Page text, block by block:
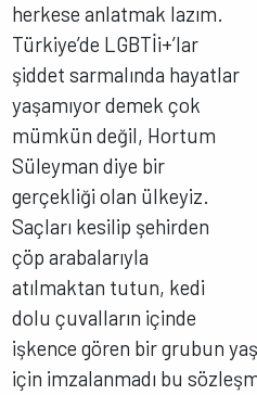
herkese anlatmak lazım.
Türkiye’de LGBTİi+’lar
şiddet sarmalında hayatlar
yaşamıyor demek çok
mümkün değil, Hortum
Süleyman diye bir
gerçekliği olan ülkeyiz.
Saçları kesilip şehirden
çöp arabalarıyla
atılmaktan tutun, kedi
dolu çuvalların içinde
işkence gören bir grubun
için imzalanmadı bu